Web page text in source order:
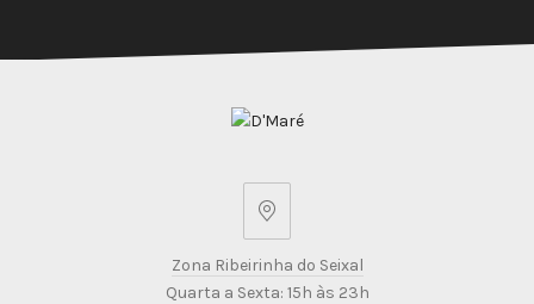
Zona
Zona Ribeirinha do Seixal
Quarta a Sexta: 15h às 23h